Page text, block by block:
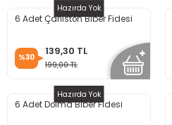
Hazırda Yok
6 Adet Çarliston Biber Fidesi
%30
139,30 TL
199,00 TL
Hazırda Yok
6 Adet Dolma Biber Fidesi